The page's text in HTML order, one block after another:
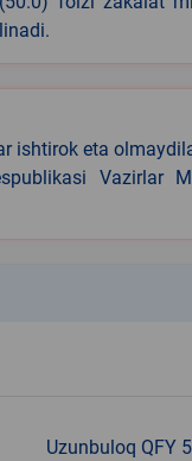
ishtirok eta
Vazirlar
Uzunbuloq QFY